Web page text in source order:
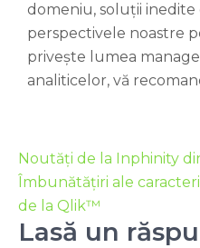
domeniu, soluții inedite
perspectivele noastre
privește lumea
analiticelor, vă
Noutăți de la Inphinity
Îmbunătățiri ale
de la Qlik™
Lasă un